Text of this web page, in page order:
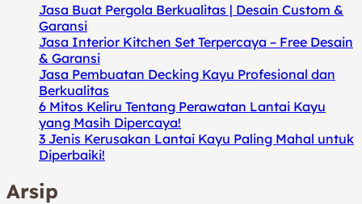
Jasa Buat Pergola Berkualitas | Desain Custom &
Garansi
Jasa Interior Kitchen Set Terpercaya – Free Desain
& Garansi
Jasa Pembuatan Decking Kayu Profesional dan
Berkualitas
6 Mitos Keliru Tentang Perawatan Lantai Kayu
yang Masih Dipercaya!
3 Jenis Kerusakan Lantai Kayu Paling Mahal untuk
Diperbaiki!
Arsip